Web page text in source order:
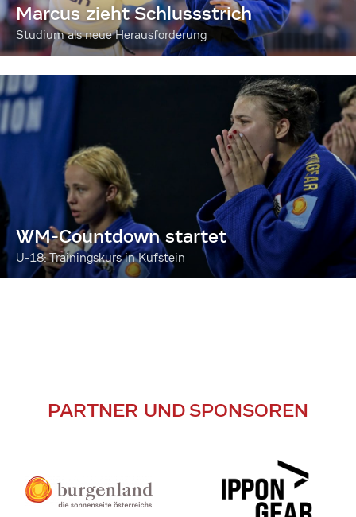
Marcus zieht Schlussstrich
Studium als neue Herausforderung
WM-Countdown startet
U-18: Trainingskurs in Kufstein
PARTNER UND SPONSOREN